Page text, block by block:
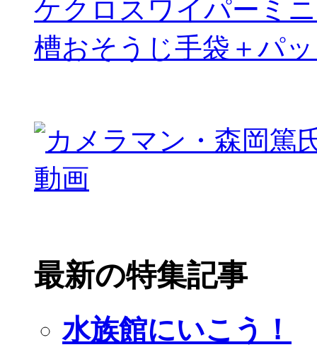
ケクロスワイパーミ
槽おそうじ手袋＋パ
最新の特集記事
水族館にいこう！